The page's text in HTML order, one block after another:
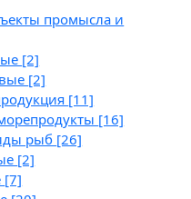
промысла и
[2]
[2]
[11]
[16]
рыб [26]
[2]
[7]